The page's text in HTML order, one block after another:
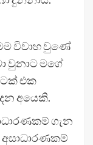
විවාහ වුණේ
වුනාට මගේ
එක
අයෙකි.
ගැන